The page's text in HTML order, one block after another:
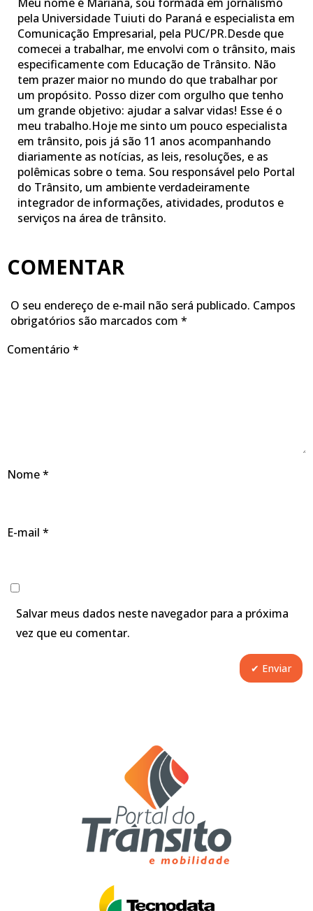
pela Universidade Tuiuti do Paraná e especialista em
Comunicação Empresarial, pela PUC/PR.Desde que
comecei a trabalhar, me envolvi com o trânsito, mais
especificamente com Educação de Trânsito. Não
tem prazer maior no mundo do que trabalhar por
um propósito. Posso dizer com orgulho que tenho
um grande objetivo: ajudar a salvar vidas! Esse é o
meu trabalho.Hoje me sinto um pouco especialista
em trânsito, pois já são 11 anos acompanhando
diariamente as notícias, as leis, resoluções, e as
polêmicas sobre o tema. Sou responsável pelo Portal
do Trânsito, um ambiente verdadeiramente
integrador de informações, atividades, produtos e
serviços na área de trânsito.
COMENTAR
O seu endereço de e-mail não será publicado. Campos
obrigatórios são marcados com *
Comentário *
Nome*
E-mail *
Salvar meus dados neste navegador para a próxima
vez que eu comentar.